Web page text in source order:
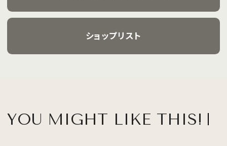
ショップリスト
YOU MIGHT LIKE THIS!